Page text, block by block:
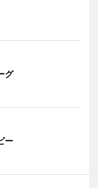
グ
ー